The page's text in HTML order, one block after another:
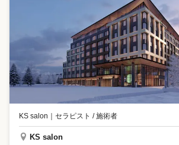
KS salon セラピスト / 施術者
KS salon